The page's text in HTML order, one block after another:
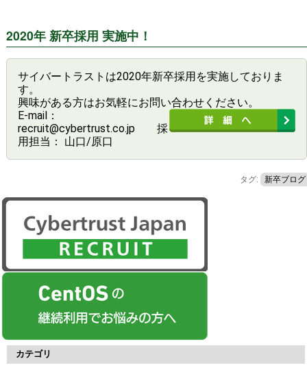
2020年 新卒採用 実施中！
サイバートラストは2020年新卒採用を実施しておりま
す。
興味がある方はお気軽にお問い合わせください。
E-mail：
recruit@cybertrust.co.jp 採
用担当： 山口/原口
タグ: 新卒ブログ
カテゴリ